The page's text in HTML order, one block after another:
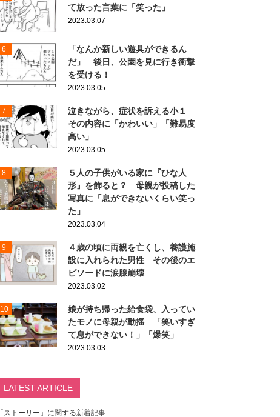
て放った言葉に「笑った」
2023.03.07
6
「なんか新しい遊具ができるん
だ」 後日、公園を見に行き衝撃
を受ける！
2023.03.05
7
泣きながら、症状を訴える小１
その内容に「かわいい」「難易度
高い」
2023.03.05
8
５人の子供がいる家に『ひな人
形』を飾ると？ 母親が投稿した
写真に「息ができないくらい笑っ
た」
2023.03.04
9
４歳の頃に両親を亡くし、養護施
設に入れられた男性 その後のエ
ピソードに涙腺崩壊
2023.03.02
10
娘が持ち帰った給食袋、入ってい
たモノに母親が動揺 「笑いすぎ
て息ができない！」「爆笑」
2023.03.03
LATEST ARTICLE
「ストーリー」に関する新着記事